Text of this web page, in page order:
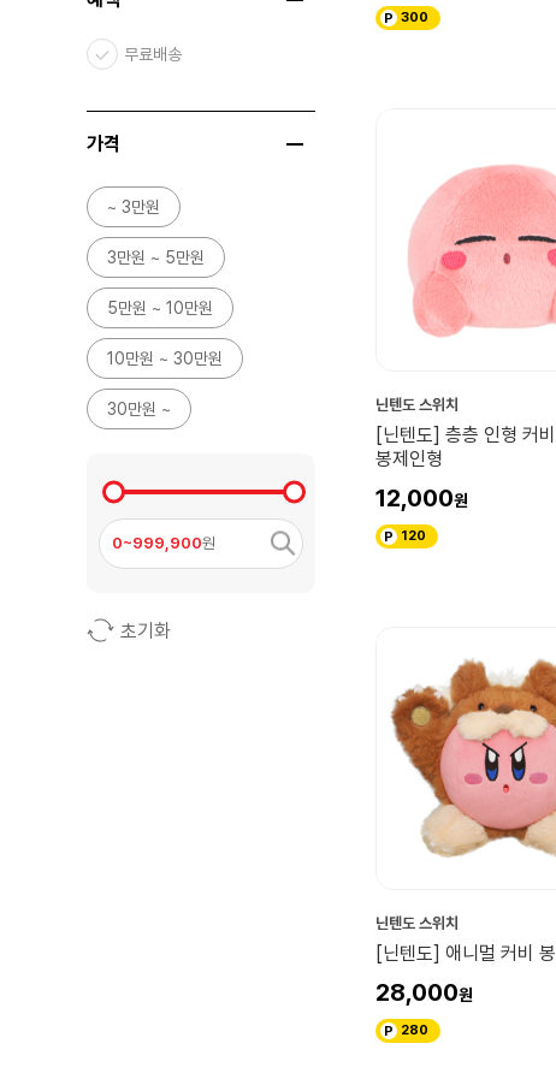
무료배송
가격
~ 3만원
3만원 ~ 5만원
5만원 ~ 10만원
10만원 ~ 30만원
30만원 ~
0~999,900원
초기화
300
닌텐도 스위치
[닌텐도] 층층 인형 커
봉제인형
12,000
120
닌텐도 스위치
[닌텐도] 애니멀 커비
28,000
280